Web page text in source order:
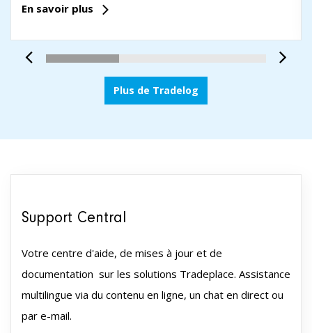
En savoir plus
Plus de Tradelog
Support Central
Votre centre d'aide, de mises à jour et de
documentation sur les solutions Tradeplace. Assistance
multilingue via du contenu en ligne, un chat en direct ou
par e-mail.